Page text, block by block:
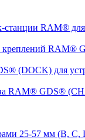
станции RAM®
креплений RAM®
(DOCK) для
RAM® GDS®
25-57 мм (B, C,